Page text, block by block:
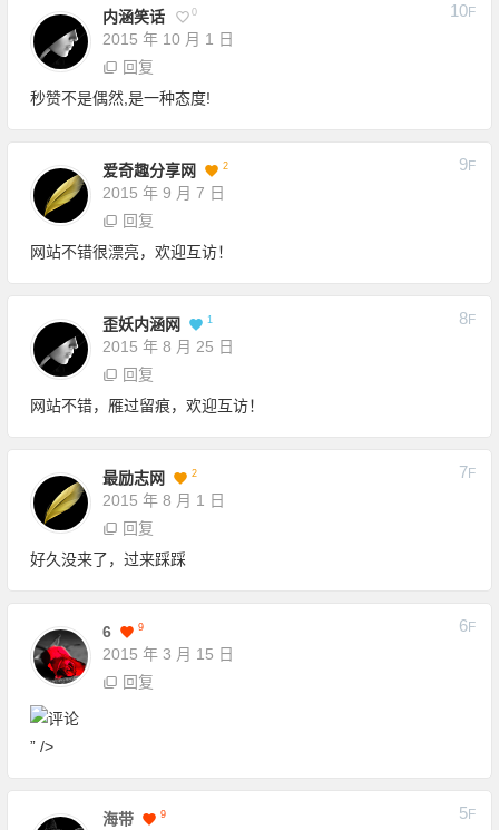
内涵笑话 0
2015 年 10 月 1 日
10F
回复
秒赞不是偶然,是一种态度!
爱奇趣分享网 2
2015 年 9 月 7 日
9F
回复
网站不错很漂亮，欢迎互访！
歪妖内涵网 1
2015 年 8 月 25 日
8F
回复
网站不错，雁过留痕，欢迎互访！
最励志网 2
2015 年 8 月 1 日
7F
回复
好久没来了，过来踩踩
6 9
2015 年 3 月 15 日
6F
回复
” />
海带 9 5F